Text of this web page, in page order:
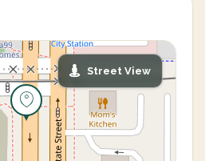
Street View